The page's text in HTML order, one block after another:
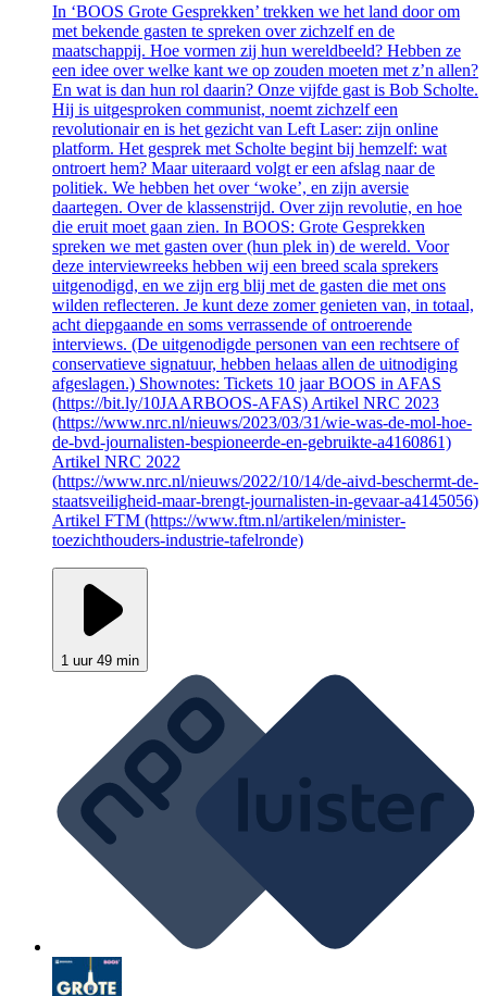
In ‘BOOS Grote Gesprekken’ trekken we het land door om
met bekende gasten te spreken over zichzelf en de
maatschappij. Hoe vormen zij hun wereldbeeld? Hebben ze
een idee over welke kant we op zouden moeten met z’n allen?
En wat is dan hun rol daarin? Onze vijfde gast is Bob Scholte.
Hij is uitgesproken communist, noemt zichzelf een
revolutionair en is het gezicht van Left Laser: zijn online
platform. Het gesprek met Scholte begint bij hemzelf: wat
ontroert hem? Maar uiteraard volgt er een afslag naar de
politiek. We hebben het over ‘woke’, en zijn aversie
daartegen. Over de klassenstrijd. Over zijn revolutie, en hoe
die eruit moet gaan zien. In BOOS: Grote Gesprekken
spreken we met gasten over (hun plek in) de wereld. Voor
deze interviewreeks hebben wij een breed scala sprekers
uitgenodigd, en we zijn erg blij met de gasten die met ons
wilden reflecteren. Je kunt deze zomer genieten van, in totaal,
acht diepgaande en soms verrassende of ontroerende
interviews. (De uitgenodigde personen van een rechtsere of
conservatieve signatuur, hebben helaas allen de uitnodiging
afgeslagen.) Shownotes: Tickets 10 jaar BOOS in AFAS
(https://bit.ly/10JAARBOOS-AFAS) Artikel NRC 2023
(https://www.nrc.nl/nieuws/2023/03/31/wie-was-de-mol-hoe-
de-bvd-journalisten-bespioneerde-en-gebruikte-a4160861)
Artikel NRC 2022
(https://www.nrc.nl/nieuws/2022/10/14/de-aivd-beschermt-de-
staatsveiligheid-maar-brengt-journalisten-in-gevaar-a4145056)
Artikel FTM (https://www.ftm.nl/artikelen/minister-
toezichthouders-industrie-tafelronde)
1 uur 49 min